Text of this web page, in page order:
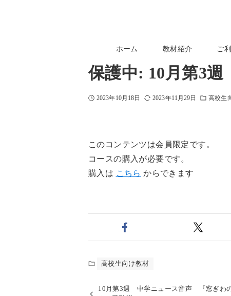
ホーム 教材紹介 ご
保護中: 10月第3
2023年10月18日 2023年11月29日 高校生
このコンテンツは会員限定です。
コースの購入が必要です。
購入は こちら からできます
高校生向け教材
10月第3週 中学ニュース音声 『窓ぎわ